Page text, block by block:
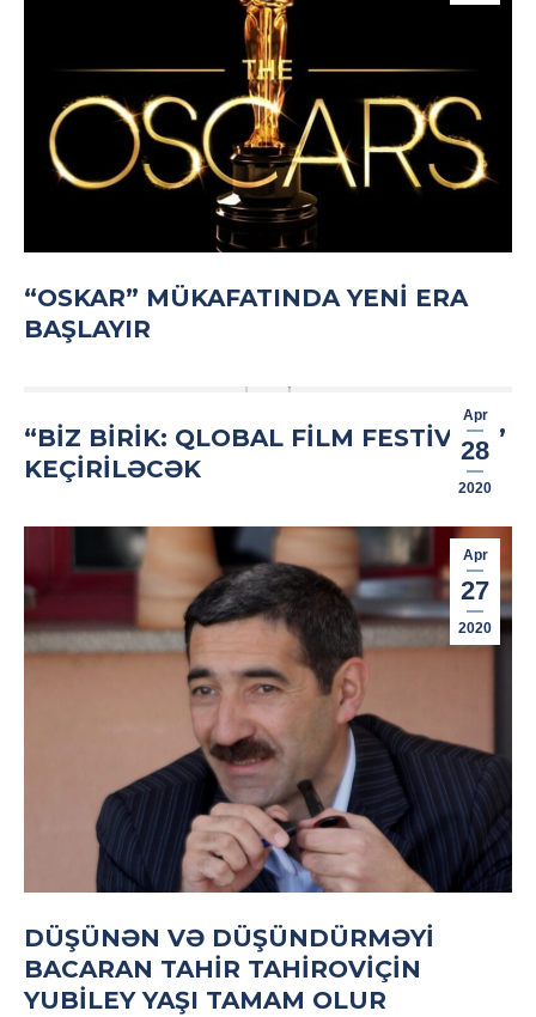
“OSKAR” MÜKAFATINDA YENI ERA
BAŞLAYIR
Apr
28
2020
“BIZ BIRIK: QLOBAL FILM FESTIVALI”
KEÇIRILƏCƏK
Apr
27
2020
DÜŞÜNƏN VƏ DÜŞÜNDÜRMƏYI
BACARAN TAHIR TAHIROVIÇIN
YUBILEY YAŞI TAMAM OLUR